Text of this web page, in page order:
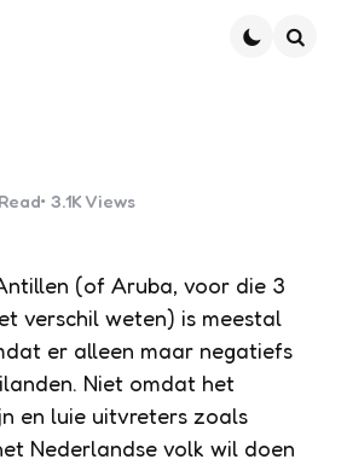
Read 3.1K Views
(of Aruba, voor die 3
verschil weten) is meestal
er alleen maar negatiefs
Niet omdat het
en luie uitvreters zoals
Nederlandse volk wil doen